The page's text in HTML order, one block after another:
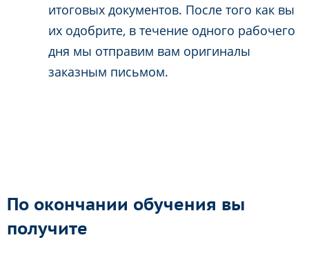
итоговых документов. После того как вы
их одобрите, в течение одного рабочего
дня мы отправим вам оригиналы
заказным письмом.
По окончании обучения вы
получите